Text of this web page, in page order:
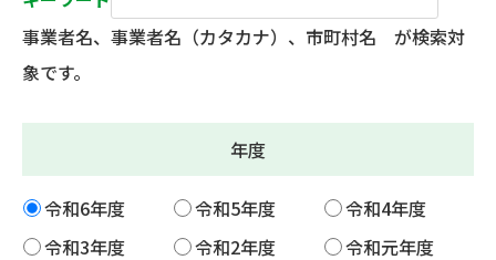
事業者名、事業者名（カタカナ）、市町村名 が検索対
象です。
年度
令和6年度 令和5年度
令和4年度
令和3年度
令和2年度
令和元年度